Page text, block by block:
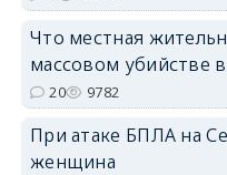
Что местная
массовом убийстве
20 9782
При атаке БПЛА на
женщина